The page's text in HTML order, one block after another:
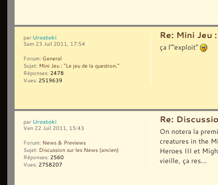
Re: Mini Jeu
ça l'"exploit"
par Urostoki
Sam 23 Juil 2011, 17:54
Forum: General
Sujet: Mini Jeu : "Le jeu de la question."
Réponses: 2478
Vues: 2519639
Re:
On notera la
creatures in the
Heroes III et
vieille, ça res...
par Urostoki
Ven 22 Juil 2011, 15:43
Forum: News & Previews
Sujet: Discussion sur les News (ancien)
Réponses: 2560
Vues: 2758207